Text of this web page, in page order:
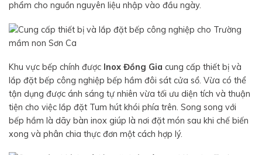
phẩm cho nguồn nguyên liệu nhập vào đầu ngày.
Khu vực bếp chính được Inox Đồng Gia cung cấp thiết bị và
lắp đặt bếp công nghiệp bếp hầm đôi sát cửa sổ. Vừa có thể
tận dụng được ánh sáng tự nhiên vừa tối ưu diện tích và thuận
tiện cho việc lắp đặt Tum hút khói phía trên. Song song với
bếp hầm là dãy bàn inox giúp là nơi đặt món sau khi chế biến
xong và phân chia thực đơn một cách hợp lý.